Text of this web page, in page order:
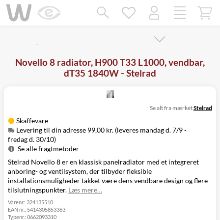
…
Novello 8 radiator, H900 T33 L1000, vendbar,
dT35 1840W - Stelrad
Skaffevare
Levering til din adresse 99,00 kr. (leveres mandag d. 7/9 -
fredag d. 30/10)
Se alle fragtmetoder
Metode
Pris
Leveres
Levering til
din adresse
99,00 kr.
Mandag d. 7/9
-
fredag d. 30/10
Click&Collect
i Svenstrup
Se alt fra mærketStelrad
Stelrad Novello 8 er en klassisk panelradiator med et integreret
anboring- og ventilsystem, der tilbyder fleksible
installationsmuligheder takket være dens vendbare design og flere
tilslutningspunkter. Læs mere…
Varenr.: 324135510
EAN nr.: 5414305853363
Typenr.: 0662093310
Mangler chatten?
Ret samtykke!